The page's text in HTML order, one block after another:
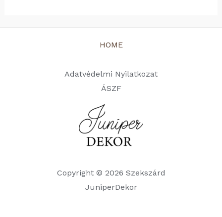
HOME
Adatvédelmi Nyilatkozat
ÁSZF
Copyright © 2026 Szekszárd
JuniperDekor